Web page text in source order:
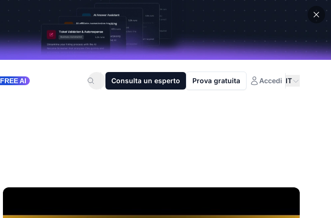
FREE AI Consulta un esperto Prova gratuita Accedi IT